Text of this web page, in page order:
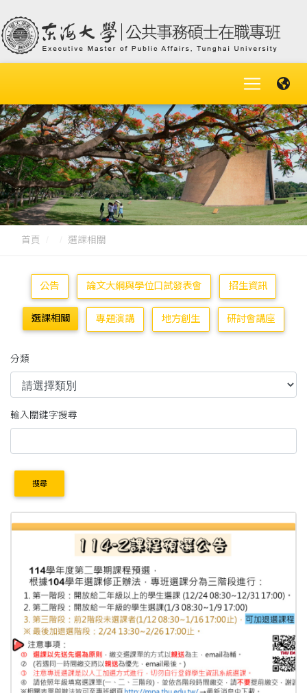
首頁 選課相關
公告 論文大綱與學位口試發表會 招生資訊
選課相關 專題演講 地方創生 研討會講座
分類
輸入關鍵字搜尋
搜尋